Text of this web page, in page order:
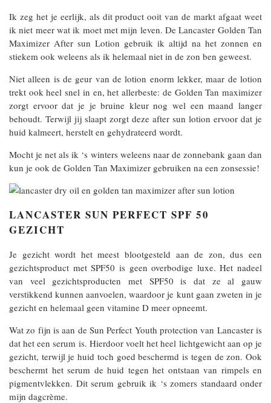
Ik zeg het je eerlijk, als dit product ooit van de markt afgaat weet
ik niet meer wat ik moet met mijn leven. De Lancaster Golden Tan
Maximizer After sun Lotion gebruik ik altijd na het zonnen en
stiekem ook weleens als ik helemaal niet in de zon ben geweest.
Niet alleen is de geur van de lotion enorm lekker, maar de lotion
trekt ook heel snel in en, het allerbeste: de Golden Tan maximizer
zorgt ervoor dat je je bruine kleur nog wel een maand langer
behoudt. Terwijl jij slaapt zorgt deze after sun lotion ervoor dat je
huid kalmeert, herstelt en gehydrateerd wordt.
Mocht je net als ik ‘s winters weleens naar de zonnebank gaan dan
kun je ook de Golden Tan Maximizer gebruiken na een zonsessie!
LANCASTER SUN PERFECT SPF 50
GEZICHT
Je gezicht wordt het meest blootgesteld aan de zon, dus een
gezichtsproduct met SPF50 is geen overbodige luxe. Het nadeel
van veel gezichtsproducten met SPF50 is dat ze al gauw
verstikkend kunnen aanvoelen, waardoor je kunt gaan zweten in je
gezicht en helemaal geen vitamine D meer opneemt.
Wat zo fijn is aan de Sun Perfect Youth protection van Lancaster is
dat het een serum is. Hierdoor voelt het heel lichtgewicht aan op je
gezicht, terwijl je huid toch goed beschermd is tegen de zon. Ook
beschermt het serum de huid tegen het ontstaan van rimpels en
pigmentvlekken. Dit serum gebruik ik ‘s zomers standaard onder
mijn dagcrème.